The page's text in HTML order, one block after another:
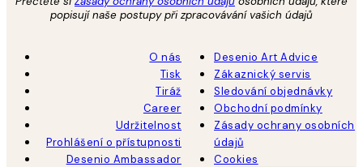
popisují naše postupy při zpracovávání vašich údajů
O nás
Tisk
Tiráž
Career
Udržitelnost
Prohlášení o přístupnosti
Desenio Ambassador
Desenio Art Advice
Zákaznický servis
Sledování objednávky
Obchodní podmínky
Zásady ochrany osobních
údajů
Cookies